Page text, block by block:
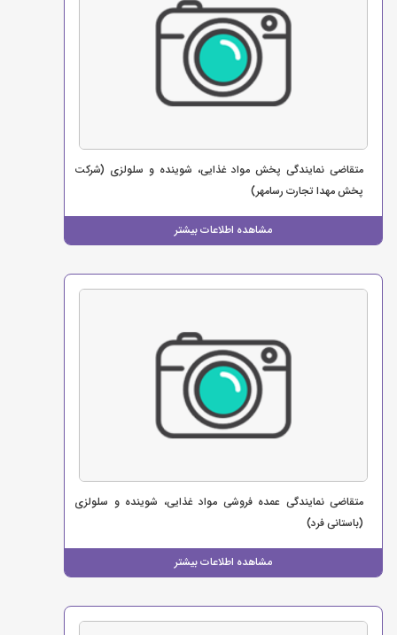
مشاهده اطلاعات بیشتر
متقاضی نمایندگی پخش مواد غذایی، شوینده و سلولزی (شرکت
پخش مهدا تجارت رسامهر)
مشاهده اطلاعات بیشتر
متقاضی نمایندگی عمده فروشی مواد غذایی، شوینده و سلولزی
(باستانی فرد)